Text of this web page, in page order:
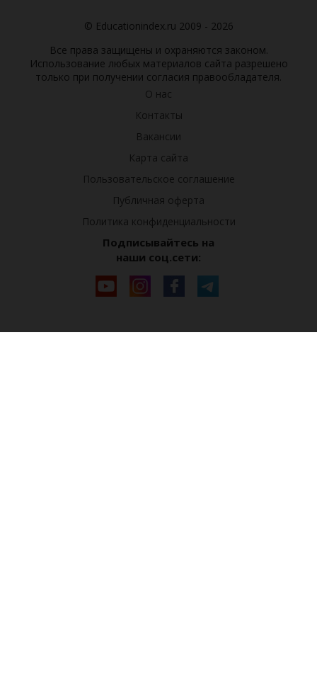
© Educationindex.ru 2009 - 2026
Все права защищены и охраняются законом.
Использование любых материалов сайта разрешено
только при получении согласия правообладателя.
О нас
Контакты
Вакансии
Карта сайта
Пользовательское соглашение
Публичная оферта
Политика конфиденциальности
Подписывайтесь на
наши соц.сети: